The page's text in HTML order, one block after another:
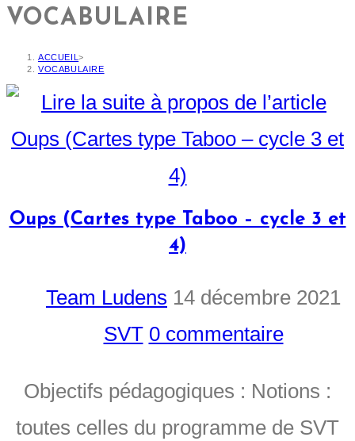
VOCABULAIRE
ACCUEIL>
VOCABULAIRE
Oups (Cartes type Taboo – cycle 3 et
4)
Team Ludens 14 décembre 2021
SVT 0 commentaire
Objectifs pédagogiques : Notions :
toutes celles du programme de SVT